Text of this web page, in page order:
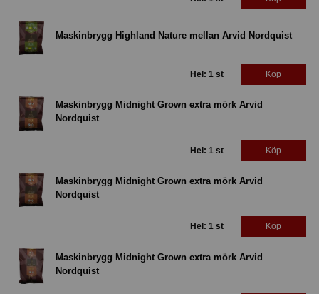
Maskinbrygg Highland Nature mellan Arvid Nordquist
Hel: 1 st Köp
Maskinbrygg Midnight Grown extra mörk Arvid
Nordquist
Hel: 1 st Köp
Maskinbrygg Midnight Grown extra mörk Arvid
Nordquist
Hel: 1 st Köp
Maskinbrygg Midnight Grown extra mörk Arvid
Nordquist